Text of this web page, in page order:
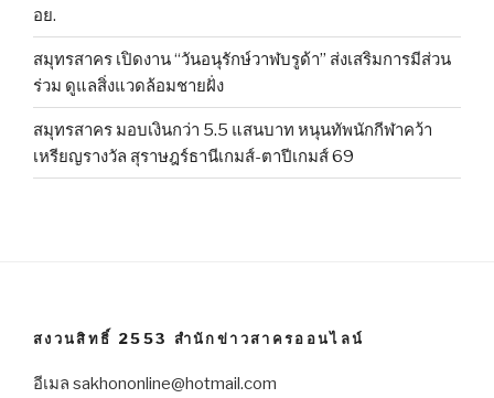
อย.
สมุทรสาคร เปิดงาน “วันอนุรักษ์วาฬบรูด้า” ส่งเสริมการมีส่วน
ร่วม ดูแลสิ่งแวดล้อมชายฝั่ง
สมุทรสาคร มอบเงินกว่า 5.5 แสนบาท หนุนทัพนักกีฬาคว้า
เหรียญรางวัล สุราษฎร์ธานีเกมส์-ตาปีเกมส์ 69
สงวนสิทธิ์ 2553 สำนักข่าวสาครออนไลน์
อีเมล sakhononline@hotmail.com